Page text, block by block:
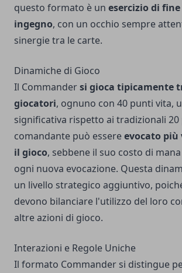
questo formato è un esercizio di
ingegno, con un occhio sempre
sinergie tra le carte.
Dinamiche di Gioco
Il Commandersi gioca tipicamente
giocatori, ognuno con 40 punti vita,
significativa rispetto ai tradizionali 20
comandante può essereevocato
il gioco, sebbene il suo costo di
ogni nuova evocazione. Questa
un livello strategico aggiuntivo,
devono bilanciare l'utilizzo del loro
altre azioni di gioco.
Interazioni e Regole Uniche
Il formato Commander si distingue